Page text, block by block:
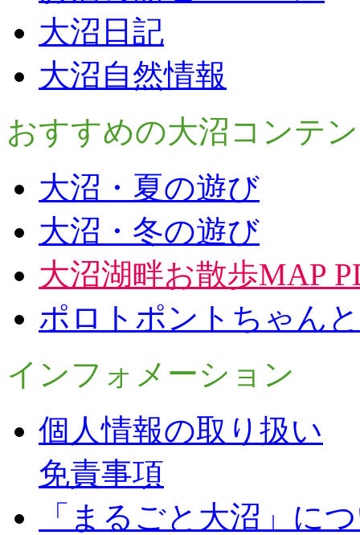
大沼日記
大沼自然情報
おすすめの大沼コンテ
大沼・夏の遊び
大沼・冬の遊び
大沼湖畔お散歩MAP
ポロトポントちゃん
インフォメーション
個人情報の取り扱い
免責事項
「まるごと大沼」に